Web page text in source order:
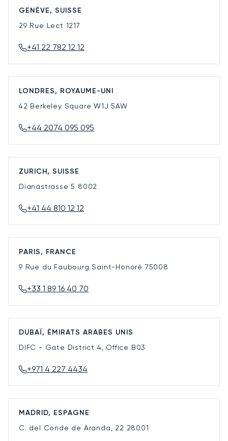
GENÈVE, SUISSE
29 Rue Lect 1217
+41 22 782 12 12
LONDRES, ROYAUME-UNI
42 Berkeley SquareW1J 5AW
+44 2074 095 095
ZURICH, SUISSE
Dianastrasse 5 8002
+41 44 810 12 12
PARIS, FRANCE
9 Rue du Faubourg Saint-Honoré 75008
+33 1 89 16 40 70
DUBAÏ, ÉMIRATS ARABES UNIS
DIFC - Gate District 4, Office B03
+971 4 227 4434
MADRID, ESPAGNE
C. del Conde de Aranda, 22 28001